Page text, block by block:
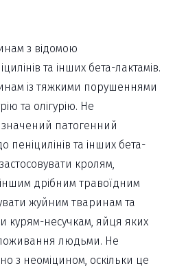
з відомою
та інших бета-лактамів.
із тяжкими порушеннями
та олігурію. Не
патогенний
пеніцилінів та інших бета-
кролям,
дрібним травоїдним
жуйним тваринам та
курям-несучкам, яйця яких
людьми. Не
з неоміцином, оскільки це